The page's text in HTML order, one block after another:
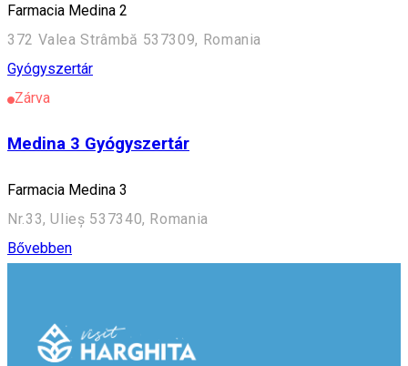
Farmacia Medina 2
372 Valea Strâmbă 537309, Romania
Gyógyszertár
Zárva
Medina 3 Gyógyszertár
Farmacia Medina 3
Nr.33, Ulieș 537340, Romania
Bővebben